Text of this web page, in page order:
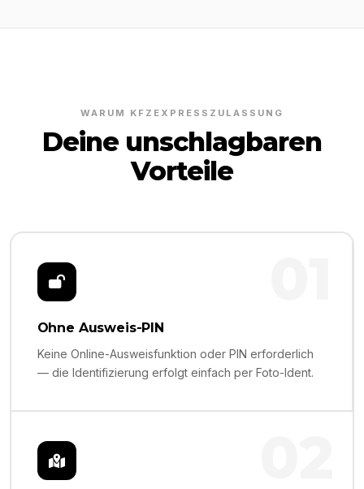
WARUM KFZEXPRESSZULASSUNG
Deine unschlagbaren
Vorteile
Ohne Ausweis-PIN
Keine Online-Ausweisfunktion oder PIN erforderlich
— die Identifizierung erfolgt einfach per Foto-Ident.